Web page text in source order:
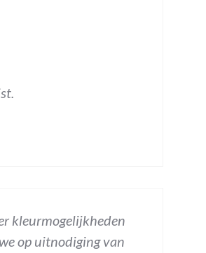
kleurmogelijkheden
op uitnodiging van